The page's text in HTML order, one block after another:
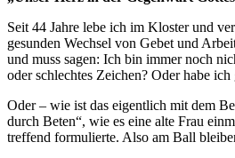
Seit 44 Jahre lebe ich im Kloster und
gesunden Wechsel von Gebet und
und muss sagen: Ich bin immer noch
oder schlechtes Zeichen? Oder habe
Oder – wie ist das eigentlich mit dem
durch Beten“, wie es eine alte Frau
treffend formulierte. Also am Ball